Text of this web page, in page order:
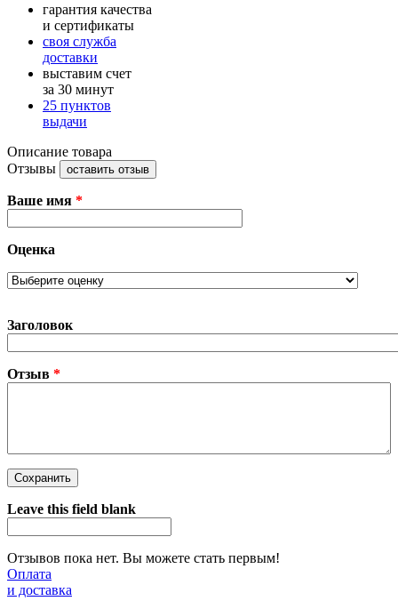
гарантия качества
и сертификаты
своя служба
доставки
выставим счет
за 30 минут
25 пунктов
выдачи
Описание товара
Отзывы
оставить отзыв
Ваше имя *
Оценка
Заголовок
Отзыв *
Leave this field blank
Отзывов пока нет. Вы можете стать первым!
Оплата
и доставка